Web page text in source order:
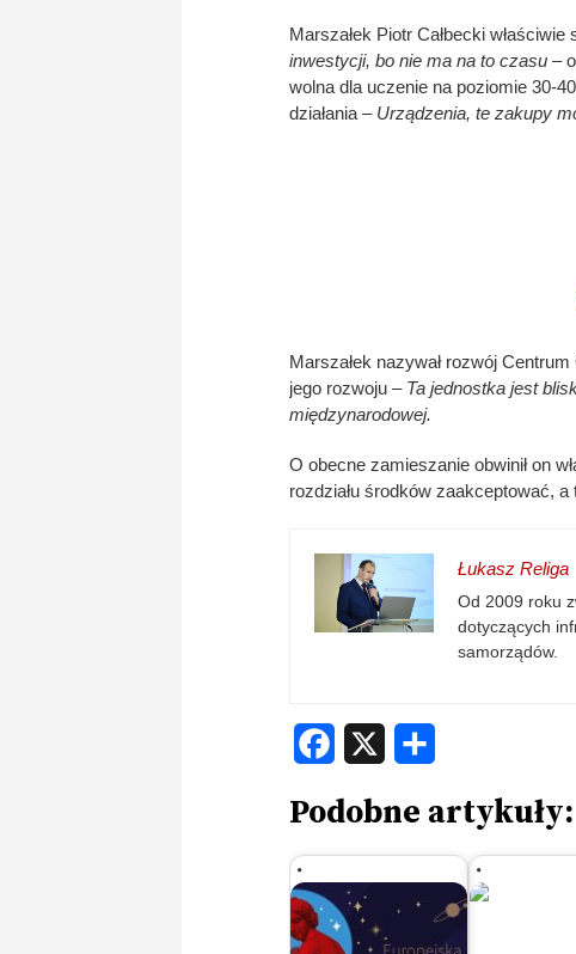
Marszałek Piotr Całbecki właściwie
inwestycji, bo nie ma na to czasu –
wolna dla uczenie na poziomie 30-
działania – Urządzenia, te zakupy
Marszałek nazywał rozwój
jego rozwoju – Ta jednostka jest
międzynarodowej.
O obecne zamieszanie obwinił on
rozdziału środków zaakceptować,
Łukasz Religa
Od 2009 roku
dotyczących
samorządów.
Facebook
Podobne artykuły: